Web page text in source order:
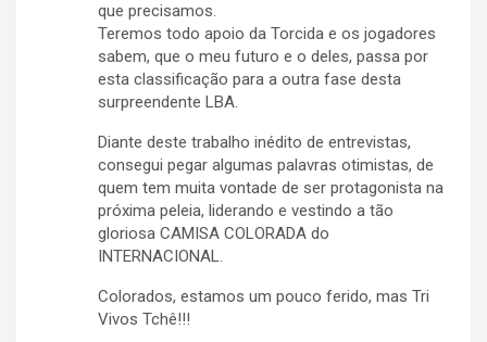
que precisamos.
Teremos todo apoio da Torcida e os jogadores
sabem, que o meu futuro e o deles, passa por
esta classificação para a outra fase desta
surpreendente LBA.
Diante deste trabalho inédito de entrevistas,
consegui pegar algumas palavras otimistas, de
quem tem muita vontade de ser protagonista na
próxima peleia, liderando e vestindo a tão
gloriosa CAMISA COLORADA do
INTERNACIONAL.
Colorados, estamos um pouco ferido, mas Tri
Vivos Tchê!!!